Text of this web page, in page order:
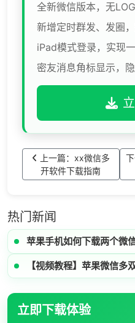
全新微信版本，无
新增定时群发、发圈
iPad模式登录，实现
密友消息角标显示，
上一篇：xx微信多
开软件下载指南
热门新闻
苹果手机如何下载两个微信
【视频教程】苹果微信多
立即下载体验